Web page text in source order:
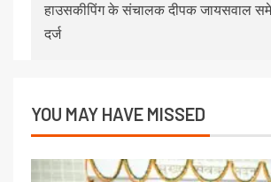
हाउसकीपिंग के संचालक दीपक जायसवाल
दर्ज
YOU MAY HAVE MISSED